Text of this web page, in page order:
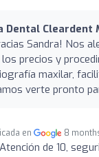
Dental Cleardent
Sandra! Nos
precios y
maxilar,
verte pronto
en 8
Atención de 10,